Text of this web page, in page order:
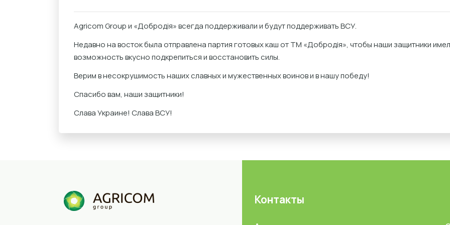
Agricom Group и «Добродія» всегда поддерживали и будут поддерживать ВСУ.
Недавно на восток была отправлена партия готовых каш от ТМ «Добродія», чтобы наши защитники
возможность вкусно подкрепиться и восстановить силы.
Верим в несокрушимость наших славных и мужественных воинов и в нашу победу!
Спасибо вам, наши защитники!
Слава Украине! Слава ВСУ!
Контакты